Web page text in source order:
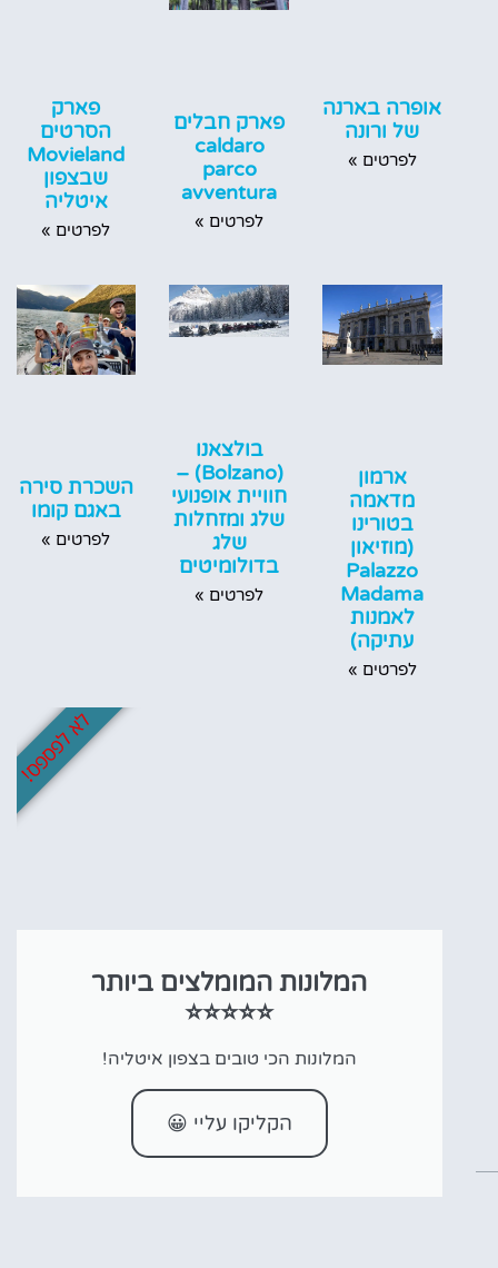
אופרה בארנה
של ורונה
לפרטים »
פארק חבלים
caldaro
parco
avventura
לפרטים »
פארק
הסרטים
Movieland
שבצפון
איטליה
לפרטים »
ארמון
מדאמה
בטורינו
(מוזיאון
Palazzo
Madama
לאמנות
עתיקה)
לפרטים »
בולצאנו
(Bolzano) –
חוויית אופנועי
שלג ומזחלות
שלג
בדולומיטים
לפרטים »
השכרת סירה
באגם קומו
לפרטים »
המלונות המומלצים ביותר
⭐⭐⭐⭐⭐
המלונות הכי טובים בצפון איטליה!
הקליקו עליי 😀
לא לפספס!